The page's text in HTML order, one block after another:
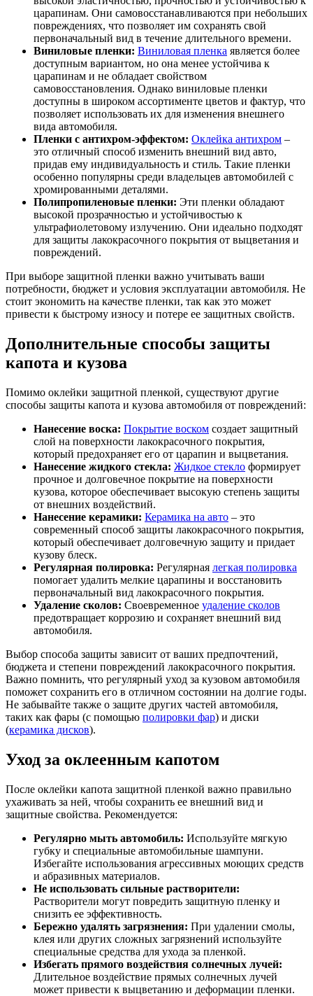
царапинам. Они самовосстанавливаются при небольших
повреждениях, что позволяет им сохранять свой
первоначальный вид в течение длительного времени.
Виниловые пленки: Виниловая пленка является более
доступным вариантом, но она менее устойчива к
царапинам и не обладает свойством
самовосстановления. Однако виниловые пленки
доступны в широком ассортименте цветов и фактур, что
позволяет использовать их для изменения внешнего
вида автомобиля.
Пленки с антихром-эффектом: Оклейка антихром –
это отличный способ изменить внешний вид авто,
придав ему индивидуальность и стиль. Такие пленки
особенно популярны среди владельцев автомобилей с
хромированными деталями.
Полипропиленовые пленки: Эти пленки обладают
высокой прозрачностью и устойчивостью к
ультрафиолетовому излучению. Они идеально подходят
для защиты лакокрасочного покрытия от выцветания и
повреждений.
При выборе защитной пленки важно учитывать ваши
потребности, бюджет и условия эксплуатации автомобиля. Не
стоит экономить на качестве пленки, так как это может
привести к быстрому износу и потере ее защитных свойств.
Дополнительные способы защиты
капота и кузова
Помимо оклейки защитной пленкой, существуют другие
способы защиты капота и кузова автомобиля от повреждений:
Нанесение воска: Покрытие воском создает защитный
слой на поверхности лакокрасочного покрытия,
который предохраняет его от царапин и выцветания.
Нанесение жидкого стекла: Жидкое стекло формирует
прочное и долговечное покрытие на поверхности
кузова, которое обеспечивает высокую степень защиты
от внешних воздействий.
Нанесение керамики: Керамика на авто – это
современный способ защиты лакокрасочного покрытия,
который обеспечивает долговечную защиту и придает
кузову блеск.
Регулярная полировка: Регулярная легкая полировка
помогает удалить мелкие царапины и восстановить
первоначальный вид лакокрасочного покрытия.
Удаление сколов: Своевременное удаление сколов
предотвращает коррозию и сохраняет внешний вид
автомобиля.
Выбор способа защиты зависит от ваших предпочтений,
бюджета и степени повреждений лакокрасочного покрытия.
Важно помнить, что регулярный уход за кузовом автомобиля
поможет сохранить его в отличном состоянии на долгие годы.
Не забывайте также о защите других частей автомобиля,
таких как фары (с помощью полировки фар) и диски
(керамика дисков).
Уход за оклеенным капотом
После оклейки капота защитной пленкой важно правильно
ухаживать за ней, чтобы сохранить ее внешний вид и
защитные свойства. Рекомендуется:
Регулярно мыть автомобиль: Используйте мягкую
губку и специальные автомобильные шампуни.
Избегайте использования агрессивных моющих средств
и абразивных материалов.
Не использовать сильные растворители:
Растворители могут повредить защитную пленку и
снизить ее эффективность.
Бережно удалять загрязнения: При удалении смолы,
клея или других сложных загрязнений используйте
специальные средства для ухода за пленкой.
Избегать прямого воздействия солнечных лучей:
Длительное воздействие прямых солнечных лучей
может привести к выцветанию и деформации пленки.